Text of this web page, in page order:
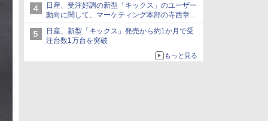
日産、受注好調の新型「キックス」のユーザー
動向に関して、マーケティング本部の寺西章氏
が解説
日産、新型「キックス」発売から約1か月で受
注台数1万台を突破
もっと見る